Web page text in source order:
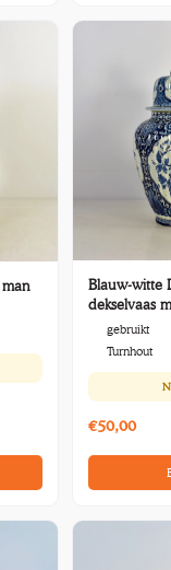
Blauw-witte
dekselvaas
gebruikt
Turnhout
€50,00